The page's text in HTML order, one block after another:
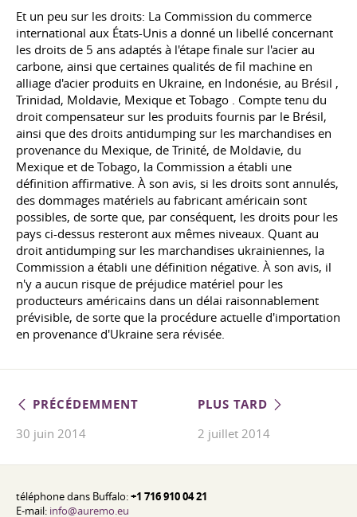
Et un peu sur les droits: La Commission du commerce
international aux États-Unis a donné un libellé concernant
les droits de 5 ans adaptés à l'étape finale sur l'acier au
carbone, ainsi que certaines qualités de fil machine en
alliage d'acier produits en Ukraine, en Indonésie, au Brésil ,
Trinidad, Moldavie, Mexique et Tobago . Compte tenu du
droit compensateur sur les produits fournis par le Brésil,
ainsi que des droits antidumping sur les marchandises en
provenance du Mexique, de Trinité, de Moldavie, du
Mexique et de Tobago, la Commission a établi une
définition affirmative. À son avis, si les droits sont annulés,
des dommages matériels au fabricant américain sont
possibles, de sorte que, par conséquent, les droits pour les
pays ci-dessus resteront aux mêmes niveaux. Quant au
droit antidumping sur les marchandises ukrainiennes, la
Commission a établi une définition négative. À son avis, il
n'y a aucun risque de préjudice matériel pour les
producteurs américains dans un délai raisonnablement
prévisible, de sorte que la procédure actuelle d'importation
en provenance d'Ukraine sera révisée.
PRÉCÉDEMMENT
30 juin 2014
PLUS TARD
2 juillet 2014
téléphone dans Buffalo:+1 716 910 04 21
E-mail: info@auremo.eu